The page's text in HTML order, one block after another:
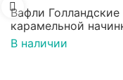
Вафли Голландские
карамельной
16 шт по 36 г ТМ
В наличии